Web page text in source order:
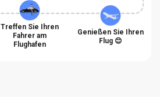
Treffen Sie Ihren
Fahrer am
Flughafen
Genießen Sie Ihren
Flug 😊